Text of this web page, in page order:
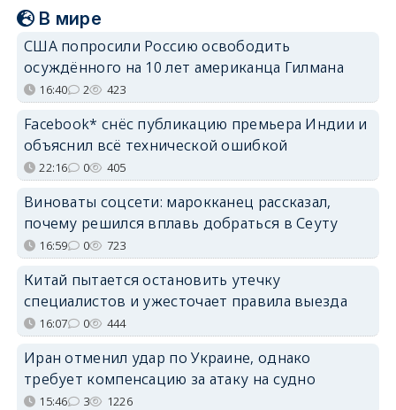
В мире
США попросили Россию освободить
осуждённого на 10 лет американца Гилмана
16:40 2 423
Facebook* снёс публикацию премьера Индии и
объяснил всё технической ошибкой
22:16 0 405
Виноваты соцсети: марокканец рассказал,
почему решился вплавь добраться в Сеуту
16:59 0 723
Китай пытается остановить утечку
специалистов и ужесточает правила выезда
16:07 0 444
Иран отменил удар по Украине, однако
требует компенсацию за атаку на судно
15:46 3 1226